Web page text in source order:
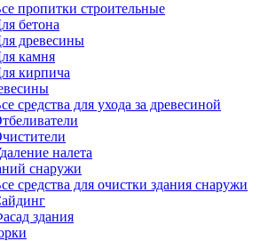
пропитки строительные
бетона
древесины
камня
кирпича
средства для ухода за древесиной
налета
снаружи
средства для очистки здания снаружи
здания